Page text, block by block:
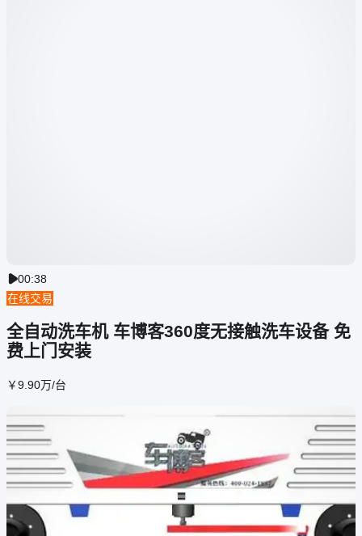
00:38
在线交易
全自动洗车机 车博客360度无接触洗车设备 免
费上门安装
￥9 .90万/台